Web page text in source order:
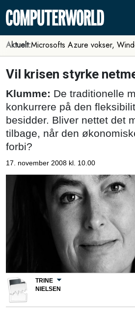
Aktuelt:Microsofts Azure vokser,
Vil krisen styrke
Klumme: De traditionelle
konkurrere på den
besidder. Bliver nettet det
tilbage, når den
forbi?
17. november 2008 kl. 10.00
TRINE
NIELSEN